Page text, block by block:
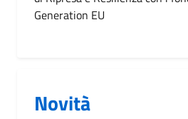
Generation EU
Novità